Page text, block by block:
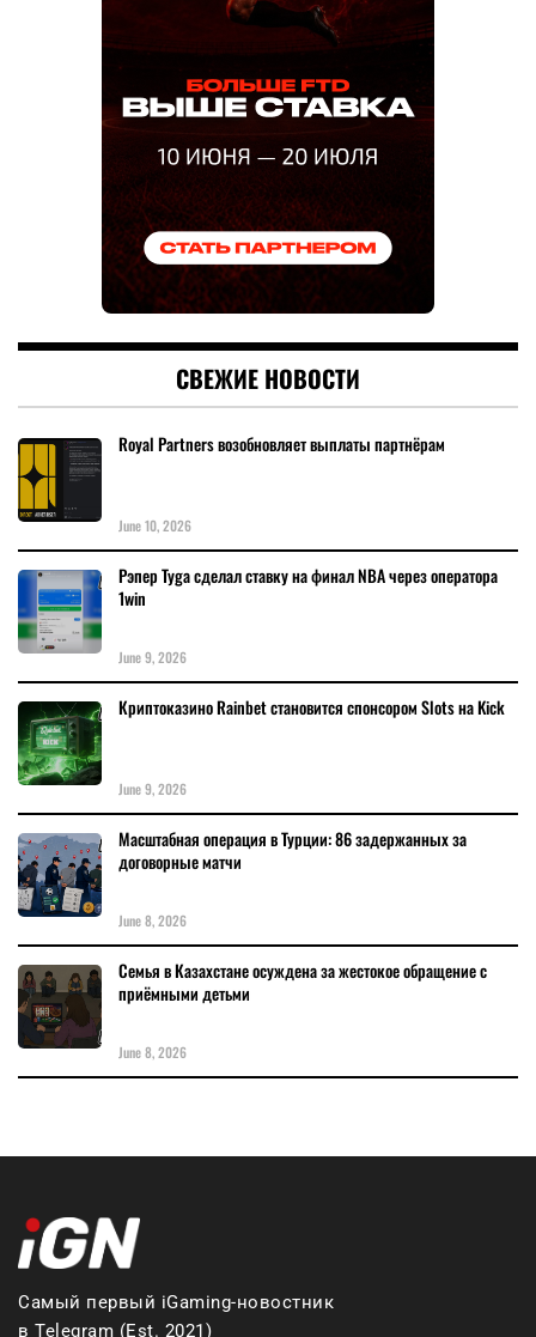
СВЕЖИЕ НОВОСТИ
Royal Partners возобновляет выплаты партнёрам
June 10, 2026
Рэпер Tyga сделал ставку на финал NBA через оператора
1win
June 9, 2026
Криптоказино Rainbet становится спонсором Slots на Kick
June 9, 2026
Масштабная операция в Турции: 86 задержанных за
договорные матчи
June 8, 2026
Семья в Казахстане осуждена за жестокое обращение с
приёмными детьми
June 8, 2026
Самый первый iGaming-новостник
в Telegram (Est. 2021)